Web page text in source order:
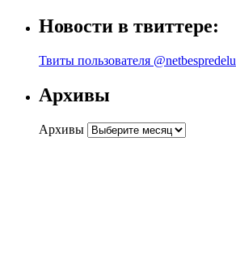
Новости в твиттере:
Твиты пользователя @netbespredelu
Архивы
Архивы